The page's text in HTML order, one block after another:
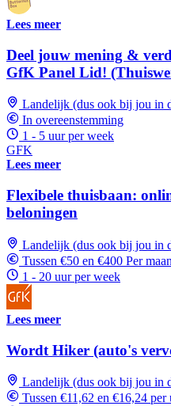
Lees meer
Deel jouw mening &
GfK Panel Lid!
Landelijk (dus ook bij jou in
In overeenstemming
1 - 5 uur per week
GFK
Lees meer
Flexibele thuisbaan:
beloningen
Landelijk (dus ook bij jou in
Tussen €50 en €400 Per
1 - 20 uur per week
Lees meer
Wordt Hiker (auto's
Landelijk (dus ook bij jou in
Tussen €11,62 en €16,24 per